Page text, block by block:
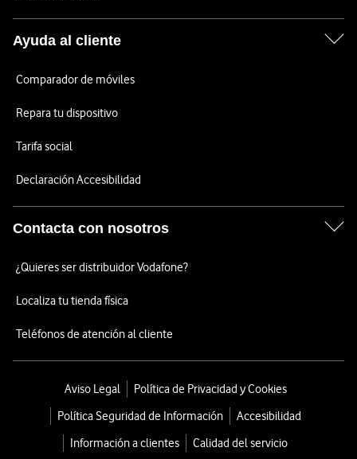
Ayuda al cliente
Comparador de móviles
Repara tu dispositivo
Tarifa social
Declaración Accesibilidad
Contacta con nosotros
¿Quieres ser distribuidor Vodafone?
Localiza tu tienda física
Teléfonos de atención al cliente
Aviso Legal
Política de Privacidad y Cookies
Política Seguridad de Información
Accesibilidad
Información a clientes
Calidad del servicio